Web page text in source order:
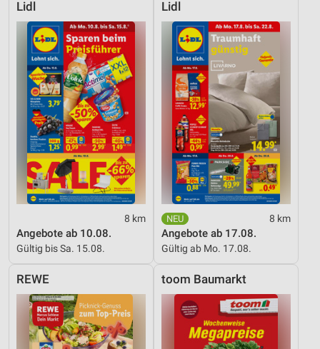
Lidl
8 km
Angebote ab 10.08.
Gültig bis Sa. 15.08.
Lidl
8 km
Angebote ab 17.08.
Gültig ab Mo. 17.08.
REWE toom Baumarkt